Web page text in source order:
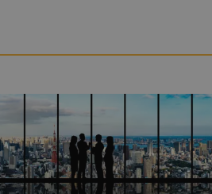
per favorire